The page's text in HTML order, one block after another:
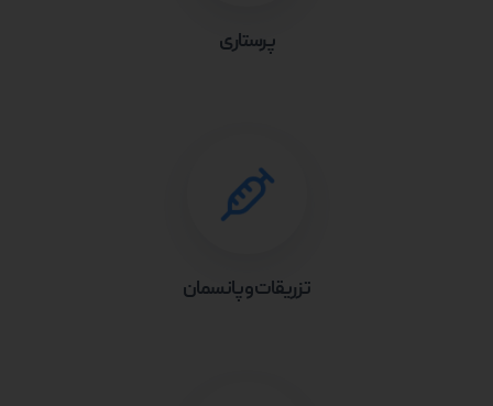
پرستاری
تزریقات و پانسمان